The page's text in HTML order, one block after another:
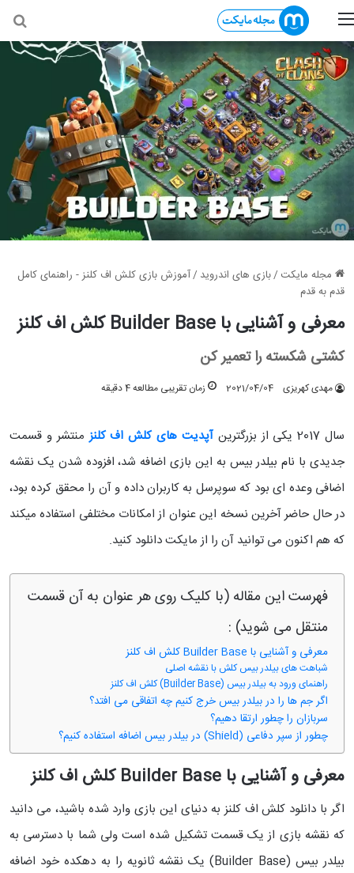
منو
مجله مایکت /بازی های اندروید /آموزش بازی کلش اف کلنز - راهنمای کامل
قدم به قدم
معرفی و آشنایی با Builder Base کلش اف کلنز
کشتی شکسته را تعمیر کن
مهدی کهریزی 2021/04/04 زمان تقریبی مطالعه 4 دقیقه
سال 2017 یکی از بزرگترین آپدیت های کلش اف کلنز منتشر و قسمت
جدیدی با نام بیلدر بیس به این بازی اضافه شد، افزوده شدن یک نقشه
اضافی وعده ای بود که سوپرسل به کاربران داده و آن را محقق کرده بود،
در حال حاضر آخرین نسخه این عنوان از امکانات مختلفی استفاده میکند
که هم اکنون می توانید آن را از مایکت دانلود کنید.
فهرست این مقاله (با کلیک روی هر عنوان به آن قسمت
منتقل می شوید) :
معرفی و آشنایی با Builder Base کلش اف کلنز
شباهت های بیلدر بیس کلش با نقشه اصلی
راهنمای ورود به بیلدر بیس (Builder Base) کلش اف کلنز
اگر جم ها را در بیلدر بیس خرج کنیم چه اتفاقی می افتد؟
سربازان را چطور ارتقا دهیم؟
چطور از سپر دفاعی (Shield) در بیلدر بیس اضافه استفاده کنیم؟
معرفی و آشنایی با Builder Base کلش اف کلنز
اگر با دانلود کلش اف کلنز به دنیای این بازی وارد شده باشید، می دانید
که نقشه بازی از یک قسمت تشکیل شده است ولی شما با دسترسی به
بیلدر بیس (Builder Base) یک نقشه ثانویه را به دهکده خود اضافه